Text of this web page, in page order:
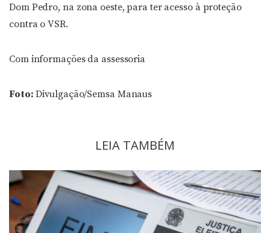
Dom Pedro, na zona oeste, para ter acesso à proteção
contra o VSR.
Com informações da assessoria
Foto: Divulgação/Semsa Manaus
LEIA TAMBÉM